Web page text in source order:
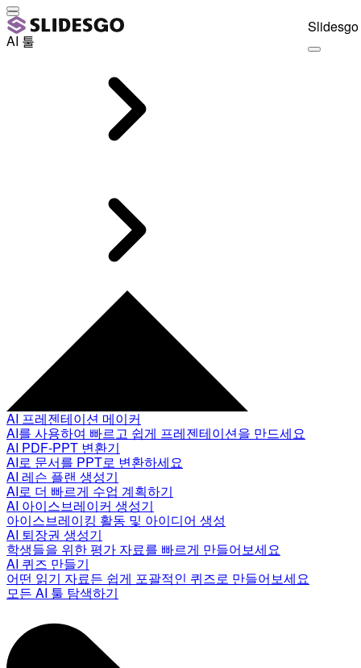
AI 툴
AI 프레젠테이션 메이커
AI를 사용하여 빠르고 쉽게 프레젠테이션을 만드세요
AI PDF-PPT 변환기
AI로 문서를 PPT로 변환하세요
AI 레슨 플랜 생성기
AI로 더 빠르게 수업 계획하기
AI 아이스브레이커 생성기
아이스브레이킹 활동 및 아이디어 생성
AI 퇴장권 생성기
학생들을 위한 평가 자료를 빠르게 만들어보세요
AI 퀴즈 만들기
어떤 읽기 자료든 쉽게 포괄적인 퀴즈로 만들어보세요
모든 AI 툴 탐색하기